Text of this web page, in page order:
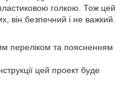
голкою. Тож цей
він безпечний і не важкий.
переліком та поясненням
цей проект буде